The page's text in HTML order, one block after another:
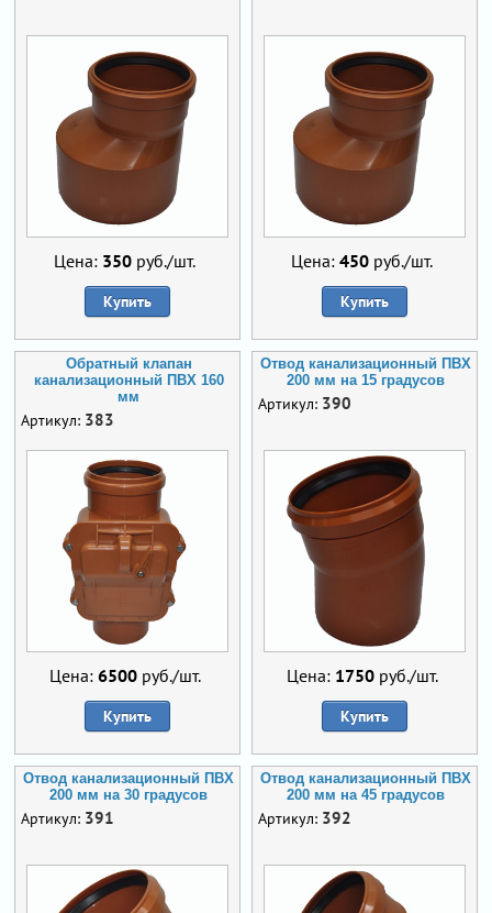
Цена: 350 руб./шт.
Купить
Цена: 450 руб./шт.
Купить
Обратный клапан
канализационный ПВХ 160
мм
Артикул: 383
Цена: 6500руб./шт.
Купить
Отвод канализационный ПВХ
200 мм на 15 градусов
Артикул: 390
Цена: 1750руб./шт.
Купить
Отвод канализационный ПВХ
200 мм на 30 градусов
Артикул: 391
Отвод канализационный ПВХ
200 мм на 45 градусов
Артикул: 392